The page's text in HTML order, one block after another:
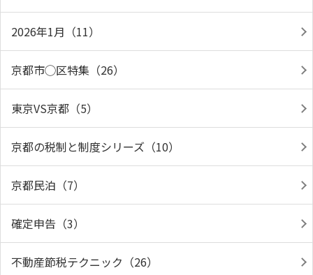
2026年1月（11）
京都市◯区特集（26）
東京VS京都（5）
京都の税制と制度シリーズ（10）
京都民泊（7）
確定申告（3）
不動産節税テクニック（26）